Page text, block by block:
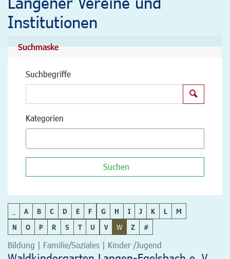
Institutionen
Suchmaske
Suchbegriffe
Kategorien
Suchen
A B C D E F G H I J K L
M
N
O P R S T U V W Z #
Bildung | Familie/Soziales | Kinder /Jugend